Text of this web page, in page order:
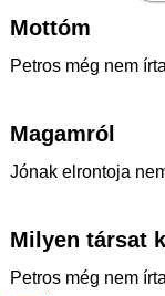
Mottóm
Petros még nem
Magamról
Jónak elrontoja
Milyen társat
Petros még nem